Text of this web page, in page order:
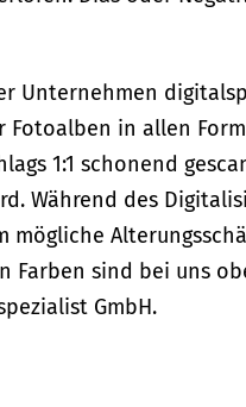
Unternehmen
in allen
1:1 schonend
Während des
sind bei uns
GmbH.